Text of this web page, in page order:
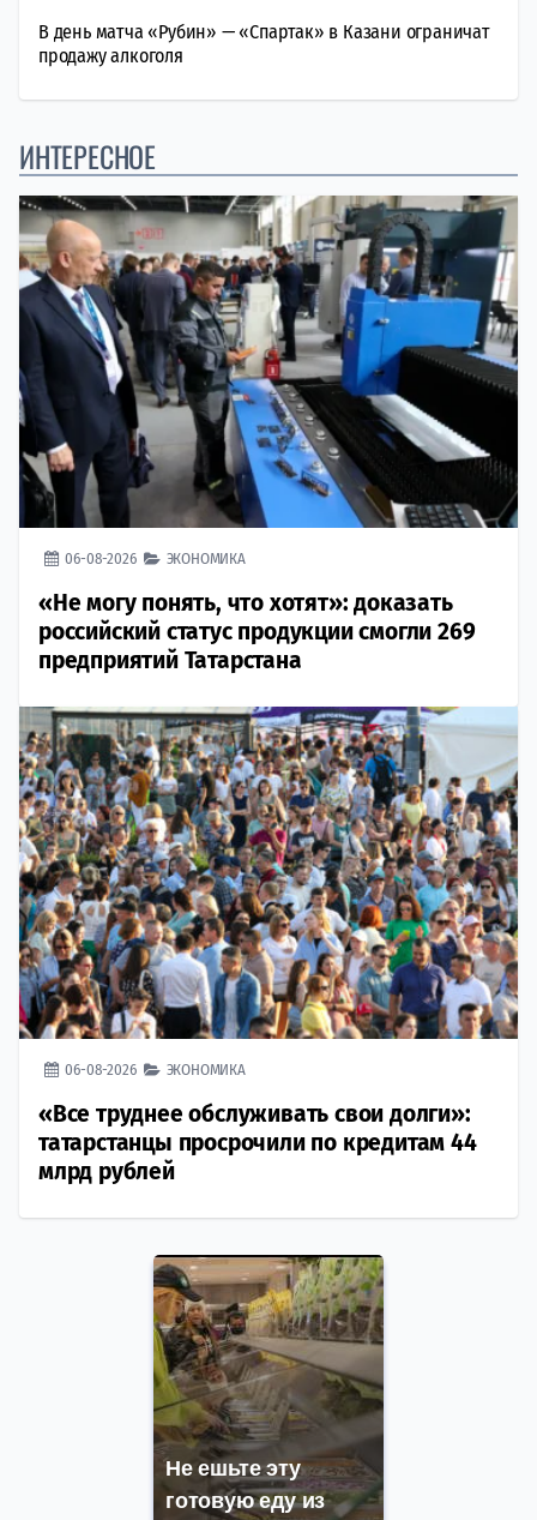
В день матча «Рубин» — «Спартак» в Казани ограничат
продажу алкоголя
ИНТЕРЕСНОЕ
06-08-2026 ЭКОНОМИКА
«Не могу понять, что хотят»: доказать
российский статус продукции смогли 269
предприятий Татарстана
06-08-2026 ЭКОНОМИКА
«Все труднее обслуживать свои долги»:
татарстанцы просрочили по кредитам 44
млрд рублей
Не ешьте эту
готовую еду из